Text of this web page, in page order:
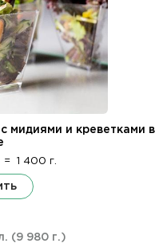
мидиями и креветками в
= 1 400 г.
(9 980 г.)